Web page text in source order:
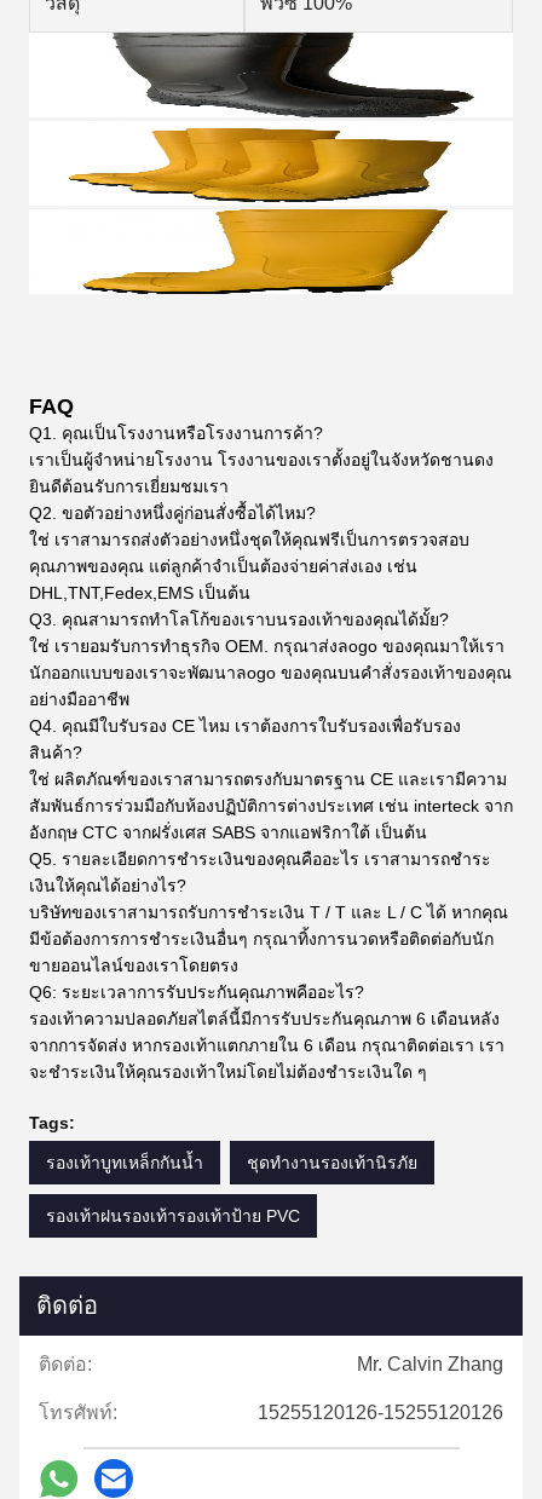
FAQ
Q1. คุณเป็นโรงงานหรือโรงงานการค้า?
เราเป็นผู้จําหน่ายโรงงาน โรงงานของเราตั้งอยู่ในจังหวัดชานดง
ยินดีต้อนรับการเยี่ยมชมเรา
Q2. ขอตัวอย่างหนึ่งคู่ก่อนสั่งซื้อได้ไหม?
ใช่ เราสามารถส่งตัวอย่างหนึ่งชุดให้คุณฟรีเป็นการตรวจสอบ
คุณภาพของคุณ แต่ลูกค้าจําเป็นต้องจ่ายค่าส่งเอง เช่น
DHL,TNT,Fedex,EMS เป็นต้น
Q3. คุณสามารถทําโลโก้ของเราบนรองเท้าของคุณได้มั้ย?
ใช่ เรายอมรับการทําธุรกิจ OEM. กรุณาส่งลogo ของคุณมาให้เรา
นักออกแบบของเราจะพัฒนาลogo ของคุณบนคําสั่งรองเท้าของคุณ
อย่างมืออาชีพ
Q4. คุณมีใบรับรอง CE ไหม เราต้องการใบรับรองเพื่อรับรอง
สินค้า?
ใช่ ผลิตภัณฑ์ของเราสามารถตรงกับมาตรฐาน CE และเรามีความ
สัมพันธ์การร่วมมือกับห้องปฏิบัติการต่างประเทศ เช่น interteck จาก
อังกฤษ CTC จากฝรั่งเศส SABS จากแอฟริกาใต้ เป็นต้น
Q5. รายละเอียดการชําระเงินของคุณคืออะไร เราสามารถชําระ
เงินให้คุณได้อย่างไร?
บริษัทของเราสามารถรับการชําระเงิน T / T และ L / C ได้ หากคุณ
มีข้อต้องการการชําระเงินอื่นๆ กรุณาทิ้งการนวดหรือติดต่อกับนัก
ขายออนไลน์ของเราโดยตรง
Q6: ระยะเวลาการรับประกันคุณภาพคืออะไร?
รองเท้าความปลอดภัยสไตล์นี้มีการรับประกันคุณภาพ 6 เดือนหลัง
จากการจัดส่ง หากรองเท้าแตกภายใน 6 เดือน กรุณาติดต่อเรา เรา
จะชําระเงินให้คุณรองเท้าใหม่โดยไม่ต้องชําระเงินใด ๆ
Tags:
รองเท้าบูทเหล็กกันน้ำ ชุดทำงานรองเท้านิรภัย
รองเท้าฝนรองเท้ารองเท้าป้าย PVC
ติดต่อ
ติดต่อ: Mr. Calvin Zhang
โทรศัพท์: 15255120126-15255120126